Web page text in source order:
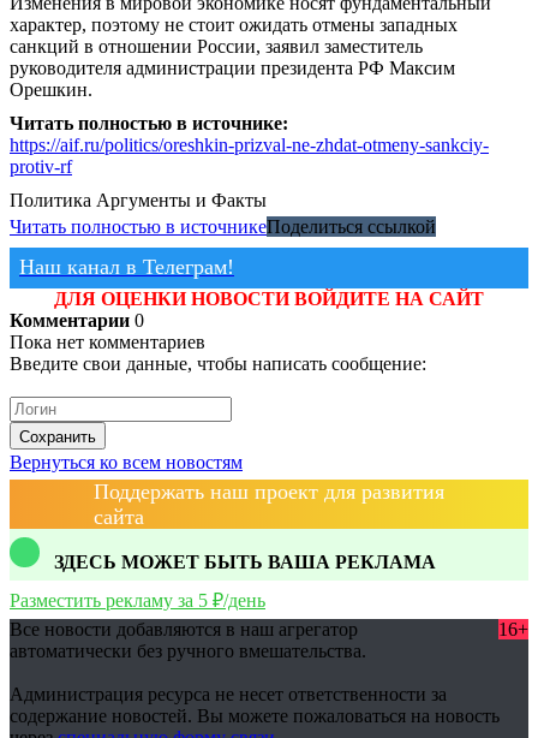
характер, поэтому не стоит ожидать отмены западных
санкций в отношении России, заявил заместитель
руководителя администрации президента РФ Максим
Орешкин.
Читать полностью в источнике:
https://aif.ru/politics/oreshkin-prizval-ne-zhdat-otmeny-sankciy-
protiv-rf
Политика Аргументы и Факты
Читать полностью в источникеПоделиться ссылкой
Наш канал в Телеграм!
ДЛЯ ОЦЕНКИ НОВОСТИ ВОЙДИТЕ НА САЙТ
Комментарии 0
Пока нет комментариев
Введите свои данные, чтобы написать сообщение:
Сохранить
Вернуться ко всем новостям
Поддержать наш проект для развития
сайта
ЗДЕСЬ МОЖЕТ БЫТЬ ВАША РЕКЛАМА
Разместить рекламу за 5 ₽/день
Все новости добавляются в наш агрегатор
автоматически без ручного вмешательства.
16+
Администрация ресурса не несет ответственности за
содержание новостей. Вы можете пожаловаться на новость